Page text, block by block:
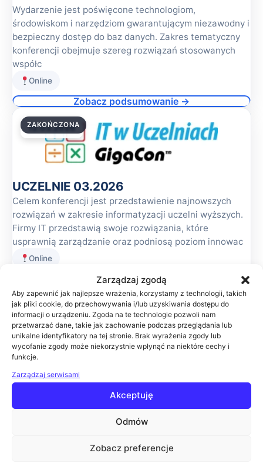
Zarządzaj zgodą
Aby zapewnić jak najlepsze wrażenia, korzystamy z technologii, takich
jak pliki cookie, do przechowywania i/lub uzyskiwania dostępu do
informacji o urządzeniu. Zgoda na te technologie pozwoli nam
przetwarzać dane, takie jak zachowanie podczas przeglądania lub
unikalne identyfikatory na tej stronie. Brak wyrażenia zgody lub
wycofanie zgody może niekorzystnie wpłynąć na niektóre cechy i
funkcje.
Zarządzaj serwisami
Akceptuję
Odmów
Zobacz preferencje
Wydarzenie jest poświęcone technologiom,
środowiskom i narzędziom gwarantującym niezawodny i
bezpieczny dostęp do baz danych. Zakres tematyczny
konferencji obejmuje szereg rozwiązań stosowanych
współc
Online
Zobacz podsumowanie →
12.03.2026
ZAKOŃCZONA
UCZELNIE 03.2026
Celem konferencji jest przedstawienie najnowszych
rozwiązań w zakresie informatyzacji uczelni wyższych.
Firmy IT przedstawią swoje rozwiązania, które
usprawnią zarządzanie oraz podniosą poziom innowac
Online
Zobacz podsumowanie →
26.02.2026
ZAKOŃCZONA
SŁUŻBA ZDROWIA 02.2026
Celem konferencji jest przedstawienie najnowszych
rozwiązań w zakresie informatyzacji zakładów opieki
zdrowotnej. Podczas wydarzenia wiodące firmy IT
zaprezentują swoje rozwiązania, które pomogą uspra
Zobacz podsumowanie →